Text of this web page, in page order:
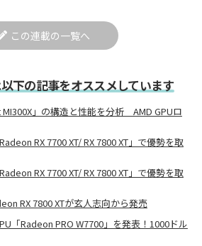
この連載の一覧へ
下の記事をオススメしています
」の構造と性能を分析 AMD GPUロ
RX 7700 XT/ RX 7800 XT」で優勢を取
RX 7700 XT/ RX 7800 XT」で優勢を取
RX 7800 XTが玄人志向から発売
「Radeon PRO W7700」を発表！1000ドル